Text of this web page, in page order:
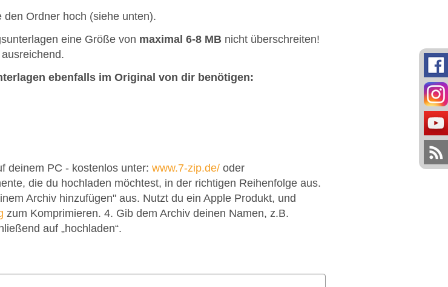
den Ordner hoch (siehe unten).
eine Größe von maximal 6-8 MB nicht überschreiten!
ebenfalls im Original von dir benötigen:
deinem PC - kostenlos unter: www.7-zip.de/ oder
die du hochladen möchtest, in der richtigen Reihenfolge aus.
Archiv hinzufügen" aus. Nutzt du ein Apple Produkt, und
zum Komprimieren. 4. Gib dem Archiv deinen Namen, z.B.
auf „hochladen“.